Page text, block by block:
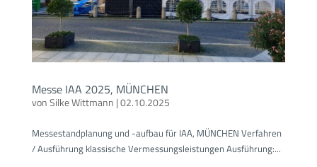
Messe IAA 2025, MÜNCHEN
vonSilke Wittmann |02.10.2025
Messestandplanung und -aufbau für IAA, MÜNCHEN Verfahren
/ Ausführung klassische Vermessungsleistungen Ausführung:...